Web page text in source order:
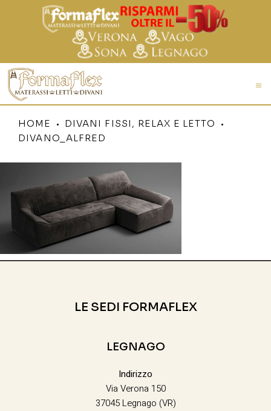
HOME
DIVANI FISSI, RELAX E LETTO
DIVANO_ALFRED
LE SEDI FORMAFLEX
LEGNAGO
Indirizzo
Via Verona 150
37045 Legnago (VR)